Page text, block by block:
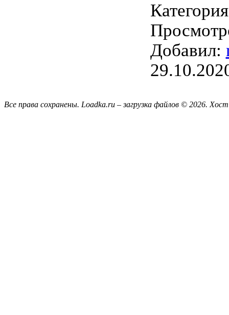
Добавил:
Все права сохранены. Loadka.ru – загрузка файлов © 2026.